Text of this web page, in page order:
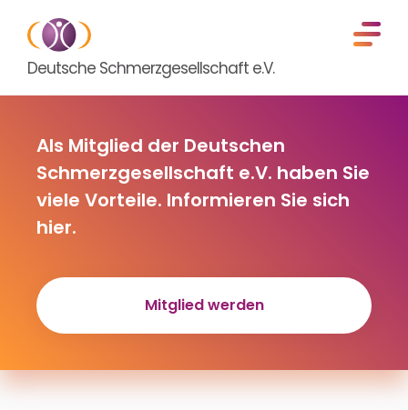
Deutsche Schmerzgesellschaft e.V.
Als Mitglied der Deutschen
Schmerzgesellschaft e.V. haben Sie
viele Vorteile. Informieren Sie sich
hier.
Mitglied werden